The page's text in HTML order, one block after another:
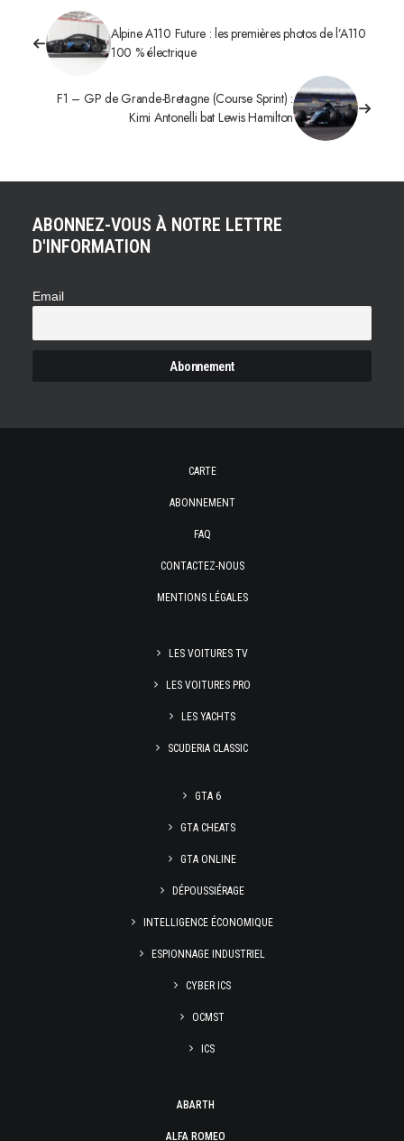
Alpine A110 Future : les premières photos de l’A110
100 % électrique
F1 – GP de Grande-Bretagne (Course Sprint) :
Kimi Antonelli bat Lewis Hamilton
ABONNEZ-VOUS À NOTRE LETTRE
D'INFORMATION
Email
CARTE
ABONNEMENT
FAQ
CONTACTEZ-NOUS
MENTIONS LÉGALES
LES VOITURES TV
LES VOITURES PRO
LES YACHTS
SCUDERIA CLASSIC
GTA 6
GTA CHEATS
GTA ONLINE
DÉPOUSSIÉRAGE
INTELLIGENCE ÉCONOMIQUE
ESPIONNAGE INDUSTRIEL
CYBER ICS
OCMST
ICS
ABARTH
ALFA ROMEO